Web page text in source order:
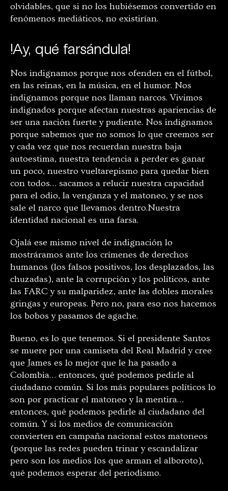
olvidables, que si no los hubiésemos convertido en
fenómenos mediáticos, no existirían.
!Ay, qué farsándula!
Nos indignamos porque nos ofenden en el fútbol,
en las reinas, en la música, en el humor. Nos
indignamos porque nos llaman narcos. Vivimos
indignados porque afectan nuestras apariencias de
ser una nación fuerte y pudiente. Nos indignamos
porque sabemos que no somos lo que creemos ser
y cada vez que nos recuerdan nuestra baja
autoestima, nuestra tendencia a perder es ganar
un poco, nuestro vueltarepismo para quedar bien
con todos… sacamos a relucir nuestra capacidad
para el odio, la venganza y el matoneo, y se nos
sale el narco que llevamos dentro.Nuestra
identidad nacional es una farsa.
Ojalá ese mismo nivel de indignación lo
mostráramos ante los crímenes de derechos
humanos (los falsos positivos, los desplazados, las
chuzadas), ante la corrupción y los políticos, ante
las FARC y su malparidez, ante las dobles morales
gringas y europeas. Pero no, para eso nos hacemos
los bobos y pasamos de agache.
Bueno, es lo que tenemos. Si el presidente Santos
se muere por una camiseta del Real Madrid y cree
que James es lo mejor que le ha pasado a
Colombia… entonces, qué podemos pedirle al
ciudadano común. Si los más populares políticos lo
son por practicar el matoneo y la mentira…
entonces, qué podemos pedirle al ciudadano del
común. Y si los medios de comunicación
convierten en campaña nacional estos matoneos
(porque las redes pueden trinar y escandalizar
pero son los medios los que arman el alboroto),
qué podemos esperar del periodismo.